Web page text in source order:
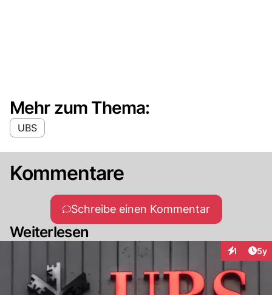
Mehr zum Thema:
UBS
Kommentare
Schreibe einen Kommentar
Weiterlesen
1 5y